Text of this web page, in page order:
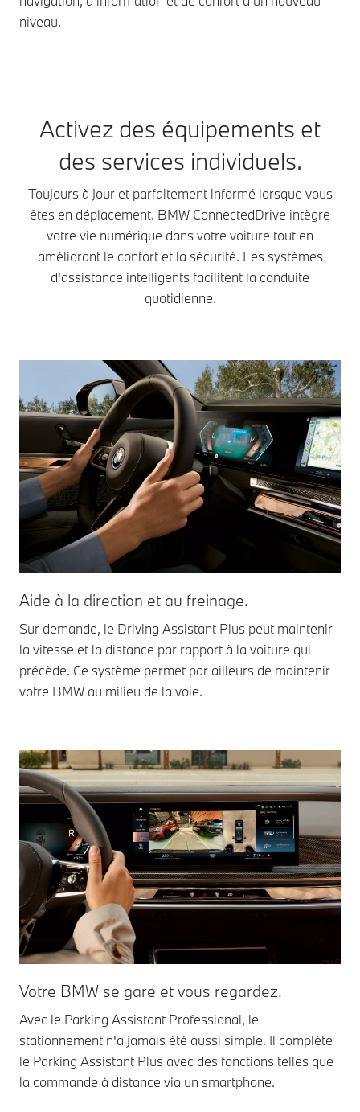
niveau.
Activez des équipements et
des services individuels.
Toujours à jour et parfaitement informé lorsque vous
êtes en déplacement. BMW ConnectedDrive intègre
votre vie numérique dans votre voiture tout en
améliorant le confort et la sécurité. Les systèmes
d'assistance intelligents facilitent la conduite
quotidienne.
Aide à la direction et au freinage.
Sur demande, le Driving Assistant Plus peut maintenir
la vitesse et la distance par rapport à la voiture qui
précède. Ce système permet par ailleurs de maintenir
votre BMW au milieu de la voie.
Votre BMW se gare et vous regardez.
Avec le Parking Assistant Professional, le
stationnement n'a jamais été aussi simple. Il complète
le Parking Assistant Plus avec des fonctions telles que
la commande à distance via un smartphone.